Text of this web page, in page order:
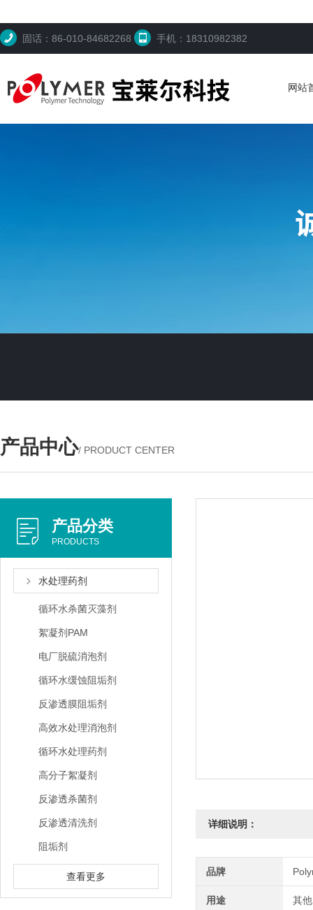
固话：86-010-84682268 手机：18310982382
网站
产品中心/ PRODUCT CENTER
产品分类
PRODUCTS
水处理药剂
循环水杀菌灭藻剂
絮凝剂PAM
电厂脱硫消泡剂
循环水缓蚀阻垢剂
反渗透膜阻垢剂
高效水处理消泡剂
循环水处理药剂
高分子絮凝剂
反渗透杀菌剂
反渗透清洗剂
阻垢剂
查看更多
详细说明：
品牌
用途 其他